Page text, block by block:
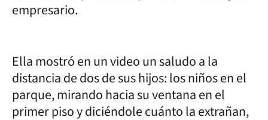
empresario.
Ella mostró en un video un saludo a la
distancia de dos de sus hijos: los niños en el
parque, mirando hacia su ventana en el
primer piso y diciéndole cuánto la extrañan,